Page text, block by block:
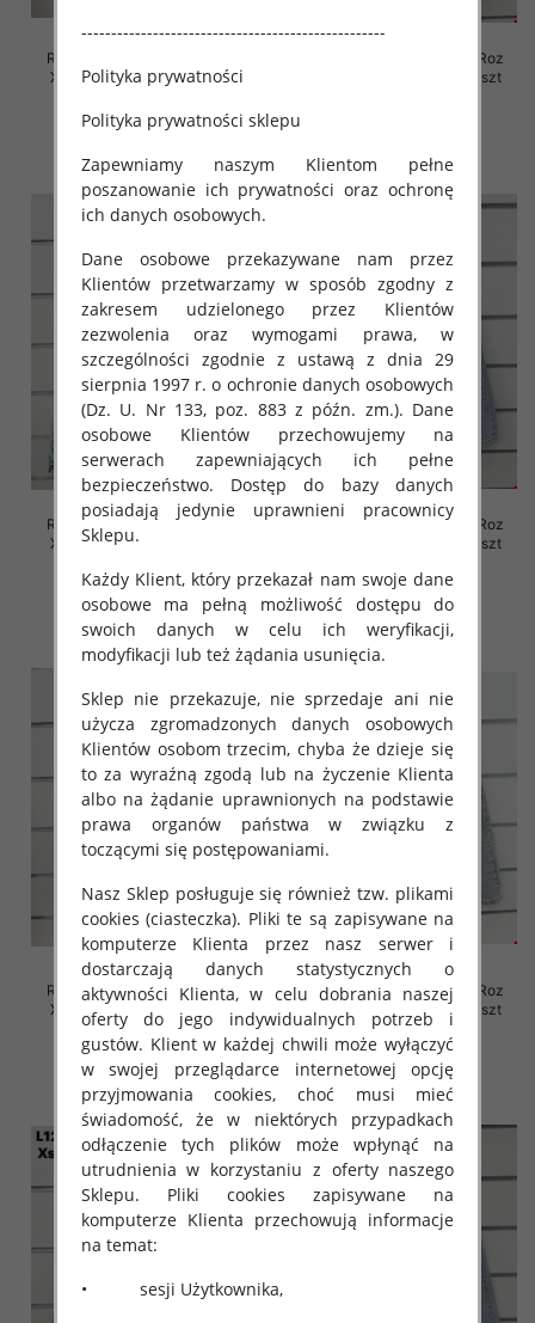
Rybaczki damskie jeansy Roz
XS-XL, 1 Kolor Paczka 10 szt
54.00 zł
Rybaczki damskie jeansy Roz
XS-XL, 1 Kolor Paczka 10 szt
Rybaczki damskie jeansy Roz
XS-XL, 1 Kolor Paczka 10 szt
46.00 zł
szczegóły
Rybaczki damskie jeansy Roz
XS-XL, 1 Kolor Paczka 10 szt
46.00 zł
szczegóły
Rybaczki damskie jeansy Roz
XS-XL, 1 Kolor Paczka 10 szt
46.00 zł
szczegóły
Rybaczki damskie jeansy Roz
XS-XL, 1 Kolor Paczka 10 szt
45.00 zł
szczegóły
---------------------------------------------------
Polityka prywatności
Polityka prywatności sklepu
Zapewniamy naszym Klientom pełne
poszanowanie ich prywatności oraz ochronę
ich danych osobowych.
Dane osobowe przekazywane nam przez
Klientów przetwarzamy w sposób zgodny z
zakresem udzielonego przez Klientów
zezwolenia oraz wymogami prawa, w
szczególności zgodnie z ustawą z dnia 29
sierpnia 1997 r. o ochronie danych osobowych
(Dz. U. Nr 133, poz. 883 z późn. zm.). Dane
osobowe Klientów przechowujemy na
serwerach zapewniających ich pełne
bezpieczeństwo. Dostęp do bazy danych
posiadają jedynie uprawnieni pracownicy
Sklepu.
Każdy Klient, który przekazał nam swoje dane
osobowe ma pełną możliwość dostępu do
swoich danych w celu ich weryfikacji,
modyfikacji lub też żądania usunięcia.
Sklep nie przekazuje, nie sprzedaje ani nie
użycza zgromadzonych danych osobowych
Klientów osobom trzecim, chyba że dzieje się
to za wyraźną zgodą lub na życzenie Klienta
albo na żądanie uprawnionych na podstawie
prawa organów państwa w związku z
toczącymi się postępowaniami.
Nasz Sklep posługuje się również tzw. plikami
cookies (ciasteczka). Pliki te są zapisywane na
komputerze Klienta przez nasz serwer i
dostarczają danych statystycznych o
aktywności Klienta, w celu dobrania naszej
oferty do jego indywidualnych potrzeb i
gustów. Klient w każdej chwili może wyłączyć
w swojej przeglądarce internetowej opcję
przyjmowania cookies, choć musi mieć
świadomość, że w niektórych przypadkach
odłączenie tych plików może wpłynąć na
utrudnienia w korzystaniu z oferty naszego
Sklepu. Pliki cookies zapisywane na
komputerze Klienta przechowują informacje
na temat:
• sesji Użytkownika,